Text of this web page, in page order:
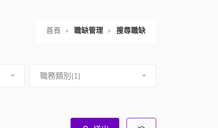
首頁 職缺管理 搜尋職缺
職務類別(1)